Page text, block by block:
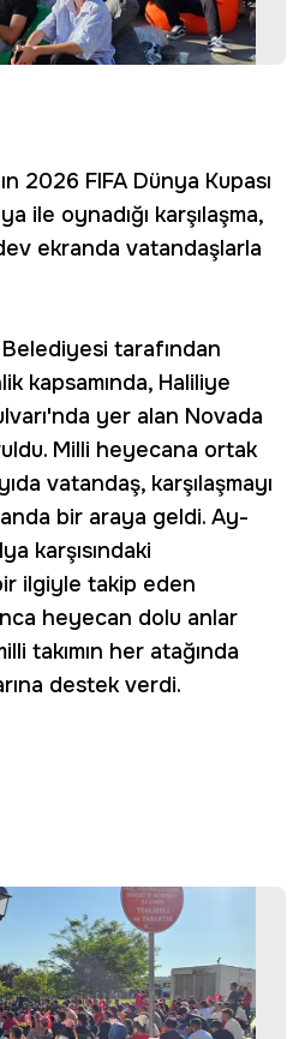
2026 FIFA Dünya Kupası
ile oynadığı karşılaşma,
ekranda vatandaşlarla
tarafından
kapsamında, Haliliye
yer alan Novada
Milli heyecana ortak
vatandaş, karşılaşmayı
bir araya geldi. Ay-
karşısındaki
ilgiyle takip eden
heyecan dolu anlar
takımın her atağında
destek verdi.